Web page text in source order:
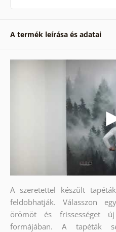
A termék leírása és adatai
A szeretettel készült
feldobhatják. Válasszon
örömöt és frissességet új
formájában. A tapéták